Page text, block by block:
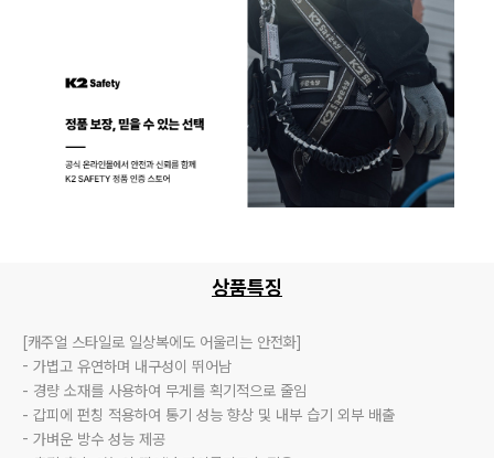
상품특징
[캐주얼 스타일로 일상복에도 어울리는 안전화]
- 가볍고 유연하며 내구성이 뛰어남
- 경량 소재를 사용하여 무게를 획기적으로 줄임
- 갑피에 펀칭 적용하여 통기 성능 향상 및 내부 습기 외부 배출
- 가벼운 방수 성능 제공